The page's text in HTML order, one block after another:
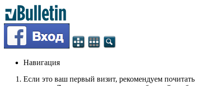
Навигация
Если это ваш первый визит, рекомендуем почитать